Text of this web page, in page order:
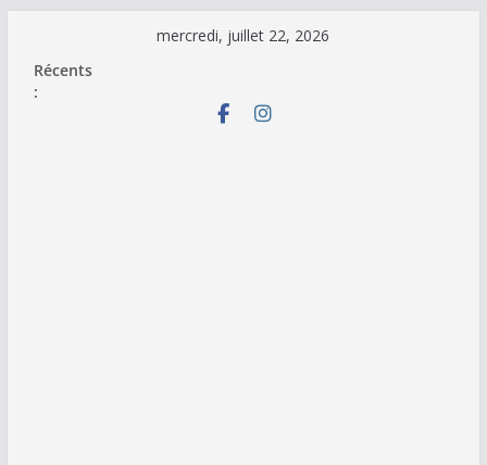
contenu
mercredi, juillet 22, 2026
Récents
: